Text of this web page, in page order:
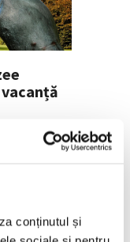
conținutul și